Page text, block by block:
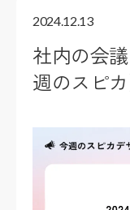
2024.12.13
社内の会
週のスピカ